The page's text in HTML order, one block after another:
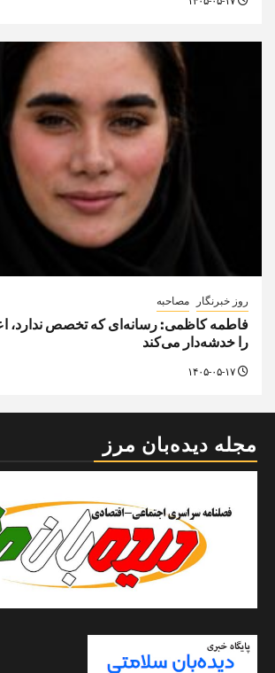
روز خبرنگار مصاحبه
فاطمه کاظمی: رسانه‌ای که تخصص ندارد،
را خدشه‌دار می‌کند
مجله دیده‌بان مرز